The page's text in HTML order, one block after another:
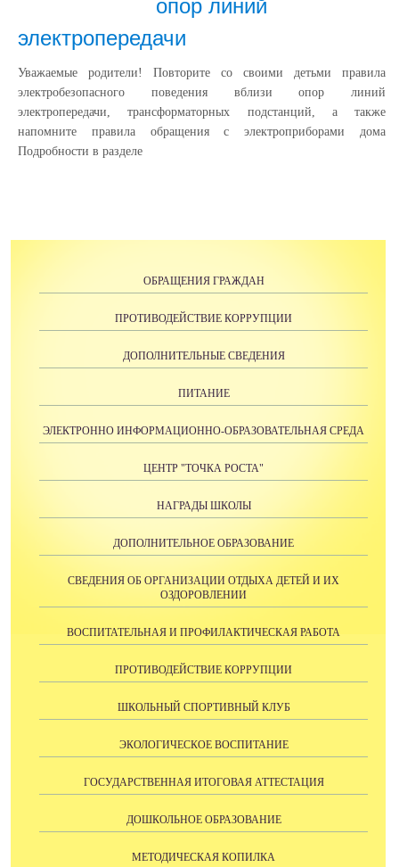
опор линий
электропередачи
Уважаемые родители! Повторите со своими детьми правила
электробезопасного поведения вблизи опор линий
электропередачи, трансформаторных подстанций, а также
напомните правила обращения с электроприборами дома
Подробности в разделе
ОБРАЩЕНИЯ ГРАЖДАН
ПРОТИВОДЕЙСТВИЕ КОРРУПЦИИ
ДОПОЛНИТЕЛЬНЫЕ СВЕДЕНИЯ
ПИТАНИЕ
ЭЛЕКТРОННО ИНФОРМАЦИОННО-ОБРАЗОВАТЕЛЬНАЯ СРЕДА
ЦЕНТР "ТОЧКА РОСТА"
НАГРАДЫ ШКОЛЫ
ДОПОЛНИТЕЛЬНОЕ ОБРАЗОВАНИЕ
СВЕДЕНИЯ ОБ ОРГАНИЗАЦИИ ОТДЫХА ДЕТЕЙ И ИХ
ОЗДОРОВЛЕНИИ
ВОСПИТАТЕЛЬНАЯ И ПРОФИЛАКТИЧЕСКАЯ РАБОТА
ПРОТИВОДЕЙСТВИЕ КОРРУПЦИИ
ШКОЛЬНЫЙ СПОРТИВНЫЙ КЛУБ
ЭКОЛОГИЧЕСКОЕ ВОСПИТАНИЕ
ГОСУДАРСТВЕННАЯ ИТОГОВАЯ АТТЕСТАЦИЯ
ДОШКОЛЬНОЕ ОБРАЗОВАНИЕ
МЕТОДИЧЕСКАЯ КОПИЛКА